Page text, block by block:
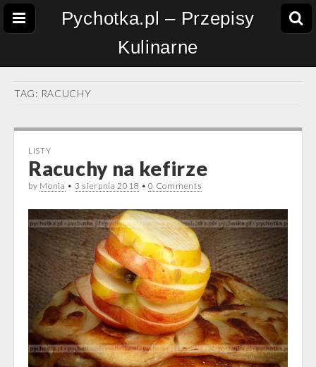
Pychotka.pl – Przepisy
Kulinarne
TAG: RACUCHY
LISTY
Racuchy na kefirze
by Monia • 3 sierpnia 2018 •0 Comments